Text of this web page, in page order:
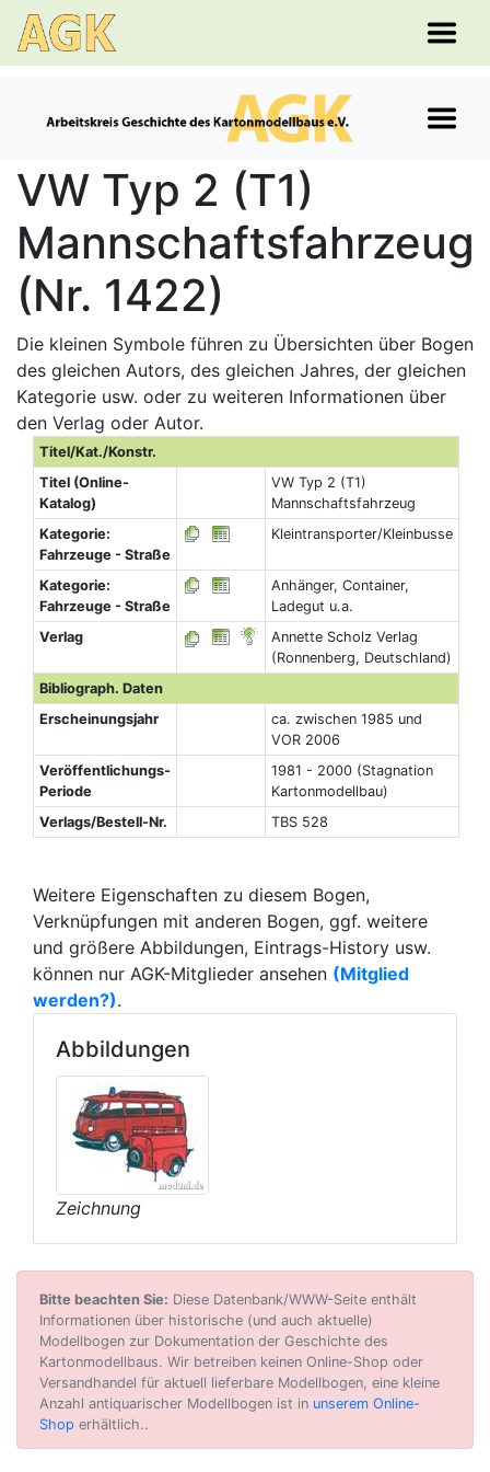
VW Typ 2 (T1)
Mannschaftsfahrzeug
(Nr. 1422)
Die kleinen Symbole führen zu Übersichten über Bogen
des gleichen Autors, des gleichen Jahres, der gleichen
Kategorie usw. oder zu weiteren Informationen über
den Verlag oder Autor.
Titel/Kat./Konstr.
Titel (Online-
Katalog)
VW Typ 2 (T1)
Mannschaftsfahrzeug
Kategorie:
Fahrzeuge - Straße
Kleintransporter/Kleinbusse
Kategorie:
Fahrzeuge - Straße
Anhänger, Container,
Ladegut u.a.
Verlag
Annette Scholz Verlag
(Ronnenberg, Deutschland)
Bibliograph. Daten
Erscheinungsjahr
ca. zwischen 1985 und
VOR 2006
Veröffentlichungs-
Periode
1981 - 2000 (Stagnation
Kartonmodellbau)
Verlags/Bestell-Nr.
TBS 528
Weitere Eigenschaften zu diesem Bogen,
Verknüpfungen mit anderen Bogen, ggf. weitere
und größere Abbildungen, Eintrags-History usw.
können nur AGK-Mitglieder ansehen (Mitglied
werden?).
Abbildungen
Zeichnung
Bitte beachten Sie: Diese Datenbank/WWW-Seite enthält
Informationen über historische (und auch aktuelle)
Modellbogen zur Dokumentation der Geschichte des
Kartonmodellbaus. Wir betreiben keinen Online-Shop oder
Versandhandel für aktuell lieferbare Modellbogen, eine kleine
Anzahl antiquarischer Modellbogen ist in unserem Online-
Shop erhältlich..